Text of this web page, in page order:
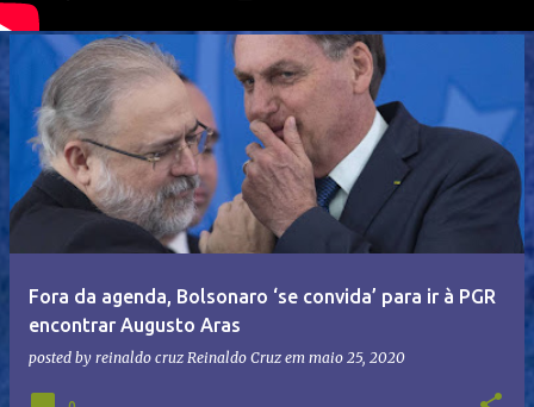
Fora da agenda, Bolsonaro ‘se convida’ para ir à PGR
encontrar Augusto Aras
posted by reinaldo cruz Reinaldo Cruz em maio 25, 2020